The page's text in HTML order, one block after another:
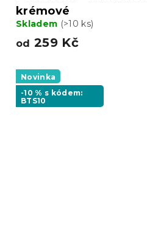
krémové
Skladem (>10 ks)
od 259 Kč
Novinka
-10 % s kódem:
BTS10